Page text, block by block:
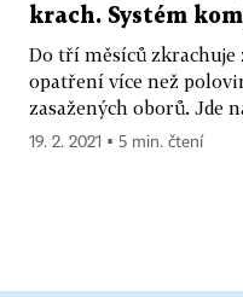
krach. Systém
Do tří měsíců zkrachuje
opatření více než
zasažených oborů. Jde
19. 2. 2021 ▪ 5 min. čtení